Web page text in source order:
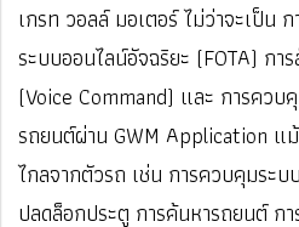
เกรท วอลล์ มอเตอร์ ไม่ว่าจะเป็น
ระบบออนไลน์อัจฉริยะ (FOTA) กา
(Voice Command) และ การคว
รถยนต์ผ่าน GWM Application แ
ไกลจากตัวรถ เช่น การควบคุมระ
ปลดล็อกประตู การค้นหารถยนต์ ก